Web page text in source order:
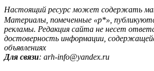
Настоящий ресурс может содержать
Материалы, помеченные «р*»,
рекламы. Редакция сайта не несет
достоверность информации,
объявлениях
Для связи: arh-info@yandex.ru